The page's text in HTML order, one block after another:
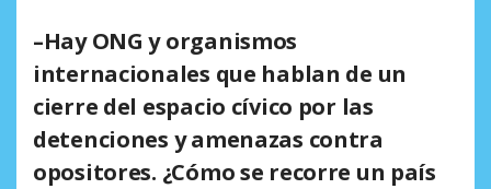
–Hay ONG y organismos
internacionales que hablan de un
cierre del espacio cívico por las
detenciones y amenazas contra
opositores. ¿Cómo se recorre un país